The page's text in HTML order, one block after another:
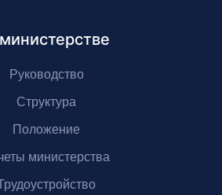
Руководство
Структура
Положение
министерства